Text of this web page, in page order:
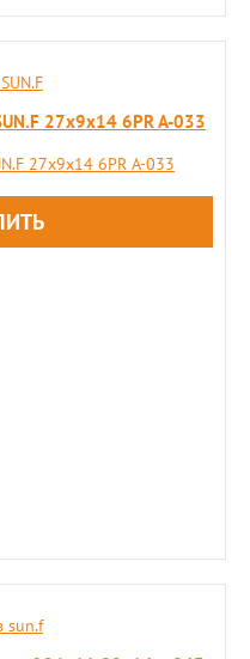
27х9х14 6PR A-033
27х9х14 6PR A-033